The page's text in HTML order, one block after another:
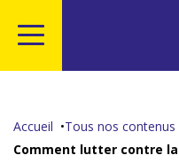
contenu
Accueil Tous nos contenus
Comment lutter contre